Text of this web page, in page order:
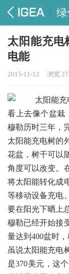
绿
太阳能充电
电能
2015-11-12 浏览
看上去像个盆
穆勒历时三年，
太阳能充电树的
花盆，树干可以
角度可以改变。
将太阳能转化成
等移动设备充电
要在阳光下晒上
穆勒已经开始接
量达到400盆时
虽说太阳能充电
是370美元，这